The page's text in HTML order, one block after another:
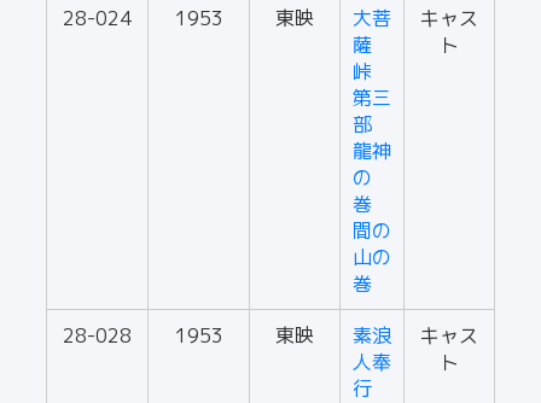
28-024 1953 東映
大菩
薩
峠
第三
部
龍神
の
巻
間の
山の
巻
キャス
ト
28-028 1953 東映
素浪
人奉
行
キャス
ト